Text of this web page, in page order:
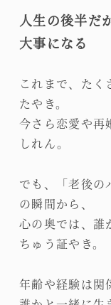
人生の後半だ
大事になる
これまで、たく
たやき。
今さら恋愛や
しれん。
でも、「老後の
の瞬間から、
心の奥では、誰
ちゅう証やき。
年齢や経験は関